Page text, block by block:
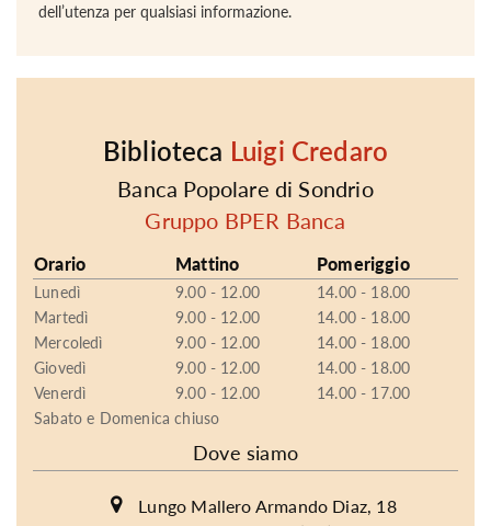
dell’utenza per qualsiasi informazione.
Biblioteca Luigi Credaro
Banca Popolare di Sondrio
Gruppo BPER Banca
Orario Mattino Pomeriggio
Lunedì 9.00 - 12.00
14.00 - 18.00
Martedì
9.00 - 12.00
14.00 - 18.00
Mercoledì
9.00 - 12.00
14.00 - 18.00
Giovedì
9.00 - 12.00
14.00 - 18.00
Venerdì
9.00 - 12.00
14.00 - 17.00
Sabato e Domenica chiuso
Dove siamo
Lungo Mallero Armando Diaz, 18